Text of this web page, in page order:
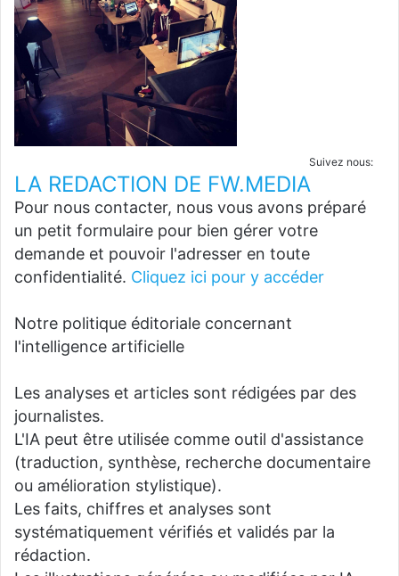
Suivez nous:
LA REDACTION DE FW.MEDIA
Pour nous contacter, nous vous avons préparé
un petit formulaire pour bien gérer votre
demande et pouvoir l'adresser en toute
confidentialité. Cliquez ici pour y accéder
Notre politique éditoriale concernant
l'intelligence artificielle
Les analyses et articles sont rédigées par des
journalistes.
L'IA peut être utilisée comme outil d'assistance
(traduction, synthèse, recherche documentaire
ou amélioration stylistique).
Les faits, chiffres et analyses sont
systématiquement vérifiés et validés par la
rédaction.